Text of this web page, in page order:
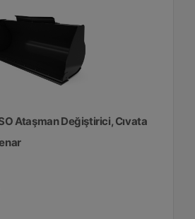
Ataşman Değiştirici, Cıvata